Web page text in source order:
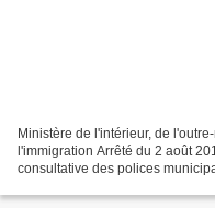
Ministère de l'intérieur, de
l'immigration Arrêté du 2 août
consultative des polices